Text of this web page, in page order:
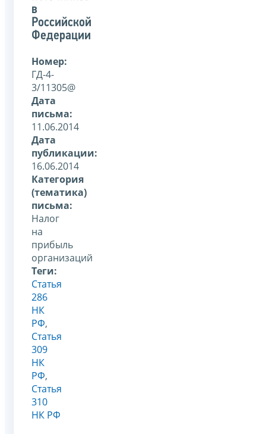
в
Российской
Федерации
Номер:
ГД-4-
3/11305@
Дата
письма:
11.06.2014
Дата
публикации:
16.06.2014
Категория
(тематика)
письма:
Налог
на
прибыль
организаций
Теги:
Статья
286
НК
РФ,
Статья
309
НК
РФ,
Статья
310
НК РФ